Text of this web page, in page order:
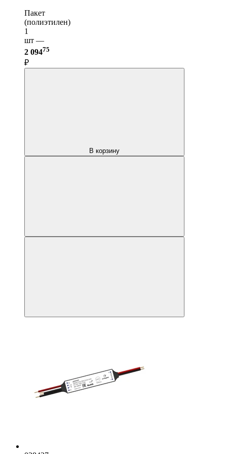
Пакет
(полиэтилен)
1
шт —
2 09475
₽
В корзину